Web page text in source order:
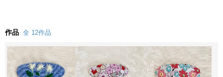
作品 全 12作品